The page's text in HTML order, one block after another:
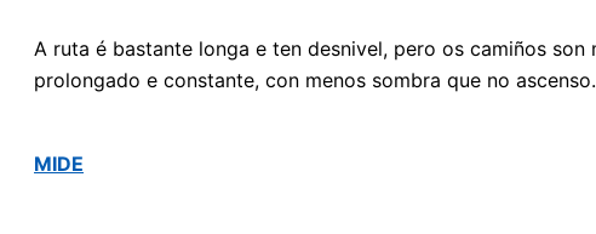
A ruta é bastante longa e ten desnivel, pero os camiños
prolongado e constante, con menos sombra que no ascenso.
MIDE